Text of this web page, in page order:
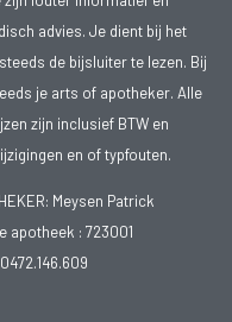
advies. Je dient bij het
de bijsluiter te lezen. Bij
je arts of apotheker. Alle
zijn inclusief BTW en
en of typfouten.
Meysen Patrick
apotheek : 723001